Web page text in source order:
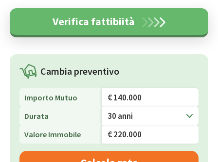
Verifica fattibiità
Cambia preventivo
Importo Mutuo
Durata
30 anni
Valore Immobile